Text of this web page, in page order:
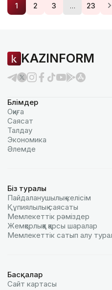
1 2 3 … 23
KAZINFORM
Бөлімдер
Оқиға
Саясат
Талдау
Экономика
Әлемде
Біз туралы
Пайдаланушылық келiciм
Құпиялылық саясаты
Мемлекеттік рәміздер
Жемқорлыққа қарсы шаралар
Мемлекеттік сатып алу
Басқалар
Сайт картасы